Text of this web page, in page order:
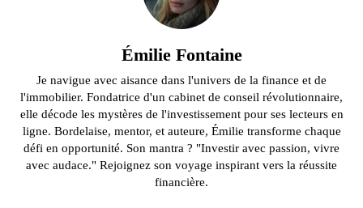
Émilie Fontaine
Je navigue avec aisance dans l'univers de la finance et de
l'immobilier. Fondatrice d'un cabinet de conseil révolutionnaire,
elle décode les mystères de l'investissement pour ses lecteurs en
ligne. Bordelaise, mentor, et auteure, Émilie transforme chaque
défi en opportunité. Son mantra ? "Investir avec passion, vivre
avec audace." Rejoignez son voyage inspirant vers la réussite
financière.